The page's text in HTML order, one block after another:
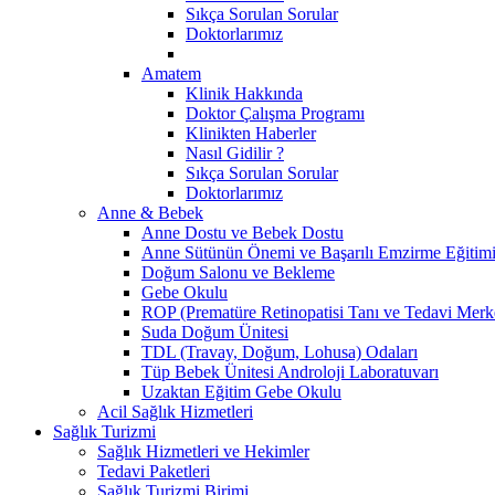
Sıkça Sorulan Sorular
Doktorlarımız
Amatem
Klinik Hakkında
Doktor Çalışma Programı
Klinikten Haberler
Nasıl Gidilir ?
Sıkça Sorulan Sorular
Doktorlarımız
Anne & Bebek
Anne Dostu ve Bebek Dostu
Anne Sütünün Önemi ve Başarılı Emzirme Eğitimi
Doğum Salonu ve Bekleme
Gebe Okulu
ROP (Prematüre Retinopatisi Tanı ve Tedavi
Suda Doğum Ünitesi
TDL (Travay, Doğum, Lohusa) Odaları
Tüp Bebek Ünitesi Androloji Laboratuvarı
Uzaktan Eğitim Gebe Okulu
Acil Sağlık Hizmetleri
Sağlık Turizmi
Sağlık Hizmetleri ve Hekimler
Tedavi Paketleri
Sağlık Turizmi Birimi